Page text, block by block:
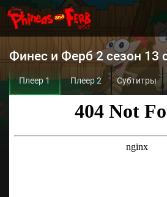
Финес и Ферб 2 сезон 13
Плеер 1 Плеер 2 Субтитры